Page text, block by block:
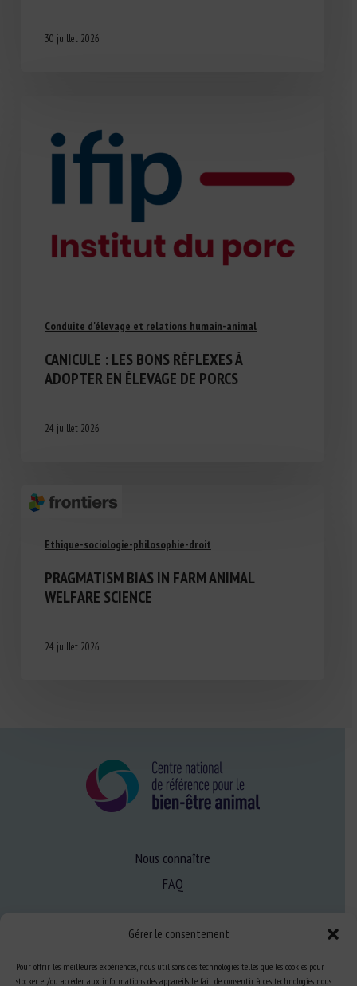
Gérer le consentement
Pour offrir les meilleures expériences, nous utilisons des technologies telles que les cookies pour
stocker et/ou accéder aux informations des appareils. Le fait de consentir à ces technologies nous
30 juillet 2026
Conduite d'élevage et relations humain-animal
CANICULE : LES BONS RÉFLEXES À
ADOPTER EN ÉLEVAGE DE PORCS
24 juillet 2026
Ethique-sociologie-philosophie-droit
PRAGMATISM BIAS IN FARM ANIMAL
WELFARE SCIENCE
24 juillet 2026
Nous connaître
FAQ
Expertise
S’informer sur le BEA